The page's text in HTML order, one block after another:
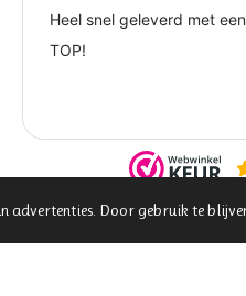
Door gebruik te